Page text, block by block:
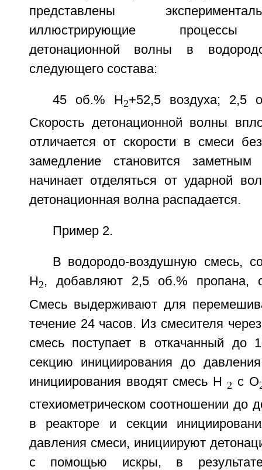
представлены
иллюстрирующие процессы
детонационной волны в
следующего состава:
45 об.% H2+52,5 воздуха; 2,5
Скорость детонационной волны
отличается от скорости в смеси
замедление становится
начинает отделяться от ударной
детонационная волна распадается.
Пример 2.
В водородо-воздушную смесь,
H2, добавляют 2,5 об.% пропана,
Смесь выдерживают для
течение 24 часов. Из смесителя
смесь поступает в откачанный до
секцию инициирования до
инициирования вводят смесь Н 2 с О
стехиометрическом соотношении до
в реакторе и секции
давления смеси, инициируют
с помощью искры, в результате